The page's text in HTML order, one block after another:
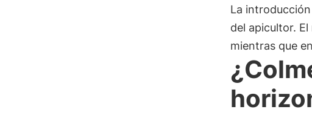
La
del apicultor.
mientras que